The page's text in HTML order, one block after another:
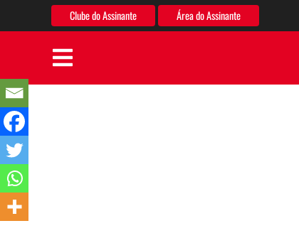
Clube do Assinante Área do Assinante